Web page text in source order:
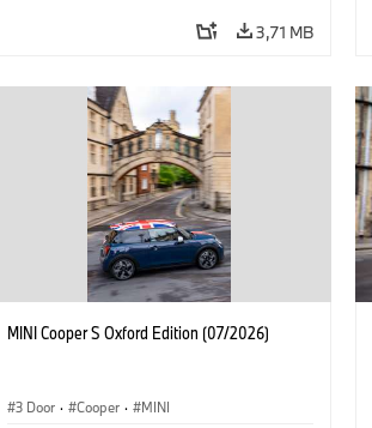
3,71 MB
MINI Cooper S Oxford Edition (07/2026)
3 Door · Cooper · MINI